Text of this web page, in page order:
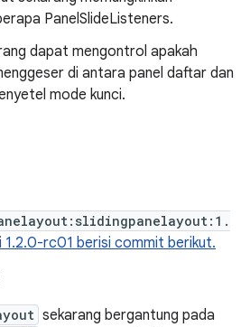
PanelSlideListeners.
dapat mengontrol apakah
di antara panel daftar dan
mode kunci.
1.2.0-rc01 berisi commit berikut.
sekarang bergantung pada